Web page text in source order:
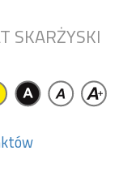
SKARŻYSKI